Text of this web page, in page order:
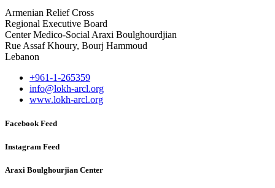
Armenian Relief Cross
Regional Executive Board
Center Medico-Social Araxi Boulghourdjian
Rue Assaf Khoury, Bourj Hammoud
Lebanon
+961-1-265359
info@lokh-arcl.org
www.lokh-arcl.org
Facebook Feed
Instagram Feed
Araxi Boulghourjian Center